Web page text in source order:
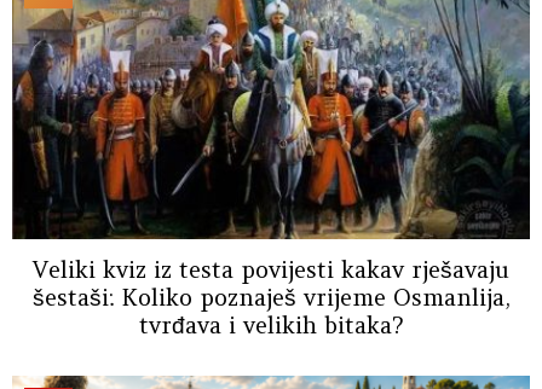
Veliki kviz iz testa povijesti kakav rješavaju
šestaši: Koliko poznaješ vrijeme Osmanlija,
tvrđava i velikih bitaka?